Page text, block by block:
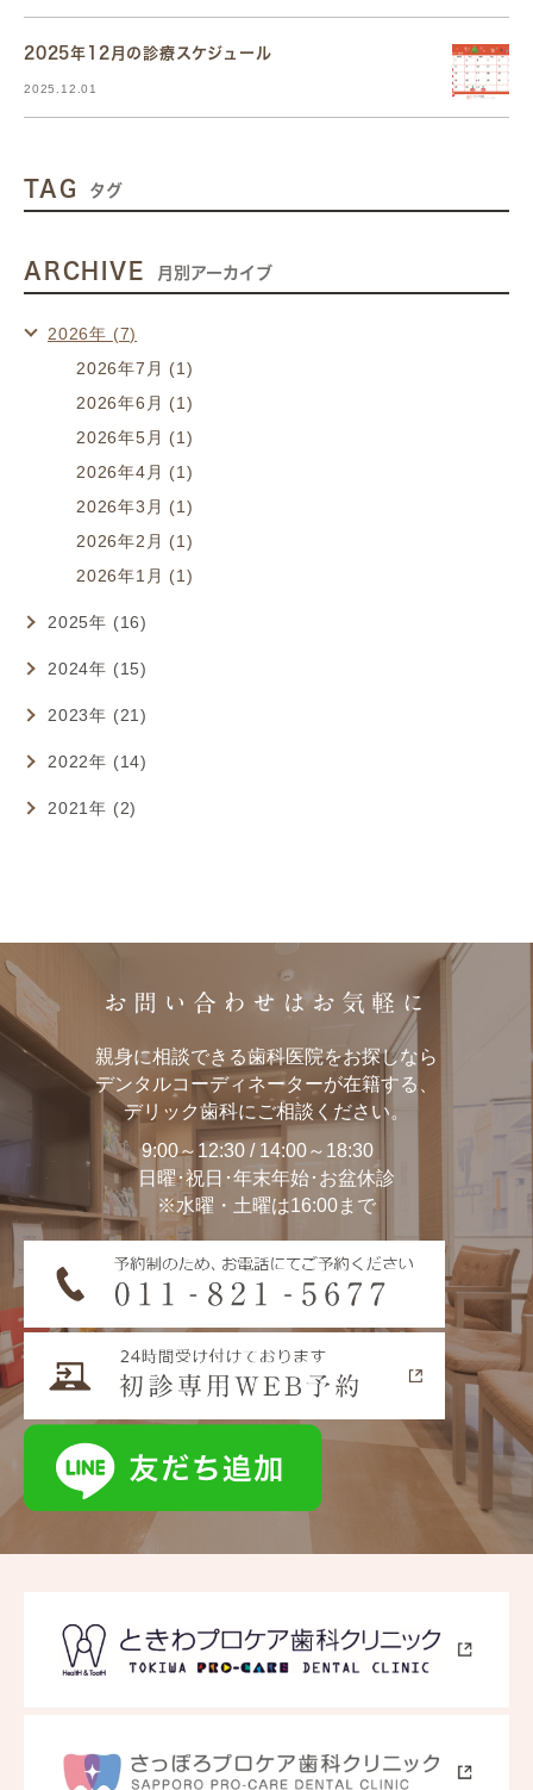
2025年12月の診療スケジュール
2025.12.01
TAG タグ
ARCHIVE 月別アーカイブ
2026年 (7)
2026年7月 (1)
2026年6月 (1)
2026年5月 (1)
2026年4月 (1)
2026年3月 (1)
2026年2月 (1)
2026年1月 (1)
2025年 (16)
2024年 (15)
2023年 (21)
2022年 (14)
2021年 (2)
お問い合わせはお気軽に
親身に相談できる歯科医院をお探しなら
デンタルコーディネーターが在籍する、
デリック歯科にご相談ください。
9:00～12:30 / 14:00～18:30
日曜･祝日･年末年始･お盆休診
※水曜・土曜は16:00まで